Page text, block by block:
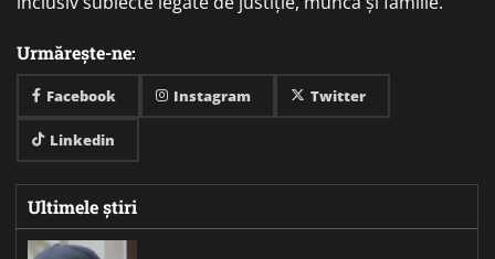
Urmărește-ne:
Facebook Instagram Twitter
Linkedin
Ultimele știri